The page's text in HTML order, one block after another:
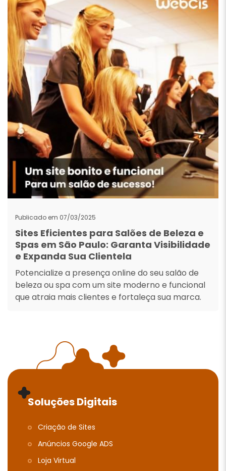
Publicado em 07/03/2025
Sites Eficientes para Salões de Beleza e
Spas em São Paulo: Garanta Visibilidade
e Expanda Sua Clientela
Potencialize a presença online do seu salão de
beleza ou spa com um site moderno e funcional
que atraia mais clientes e fortaleça sua marca.
Soluções Digitais
Criação de Sites
Anúncios Google ADS
Loja Virtual